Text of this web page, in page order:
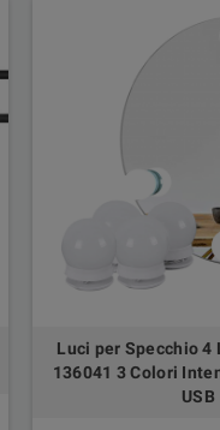
Luci per Specchio 4
136041 3 Colori
USB